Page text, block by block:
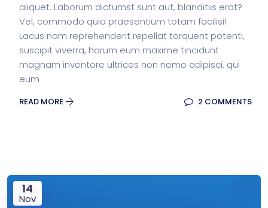
aliquet. Laborum dictumst sunt aut, blanditiis erat?
Vel, commodo quia praesentium totam facilisi!
Lacus nam reprehenderit repellat torquent potenti,
suscipit viverra, harum eum maxime tincidunt
magnam inventore ultrices non nemo adipisci, qui
eum
READ MORE 2 COMMENTS
14
Nov